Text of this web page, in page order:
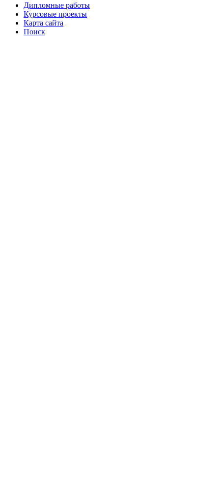
Дипломные работы
Курсовые проекты
Карта сайта
Поиск